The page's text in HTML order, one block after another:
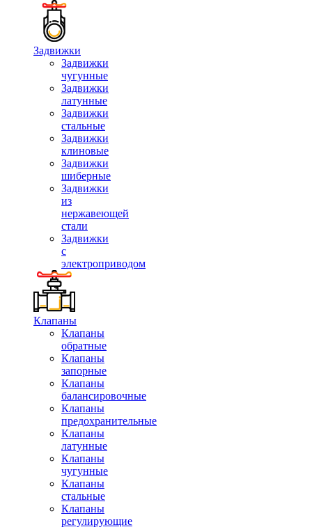
Задвижки
Задвижки
чугунные
Задвижки
латунные
Задвижки
стальные
Задвижки
клиновые
Задвижки
шиберные
Задвижки
из
нержавеющей
стали
Задвижки
с
электроприводом
Клапаны
Клапаны
обратные
Клапаны
запорные
Клапаны
балансировочные
Клапаны
предохранительные
Клапаны
латунные
Клапаны
чугунные
Клапаны
стальные
Клапаны
регулирующие